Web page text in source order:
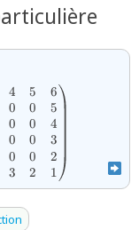
&
0 &
0 &
0 &
5 &
2 \\
2
4
0
0
0
0
3
5
0
0
0
0
2
6
5
4
3
2
1